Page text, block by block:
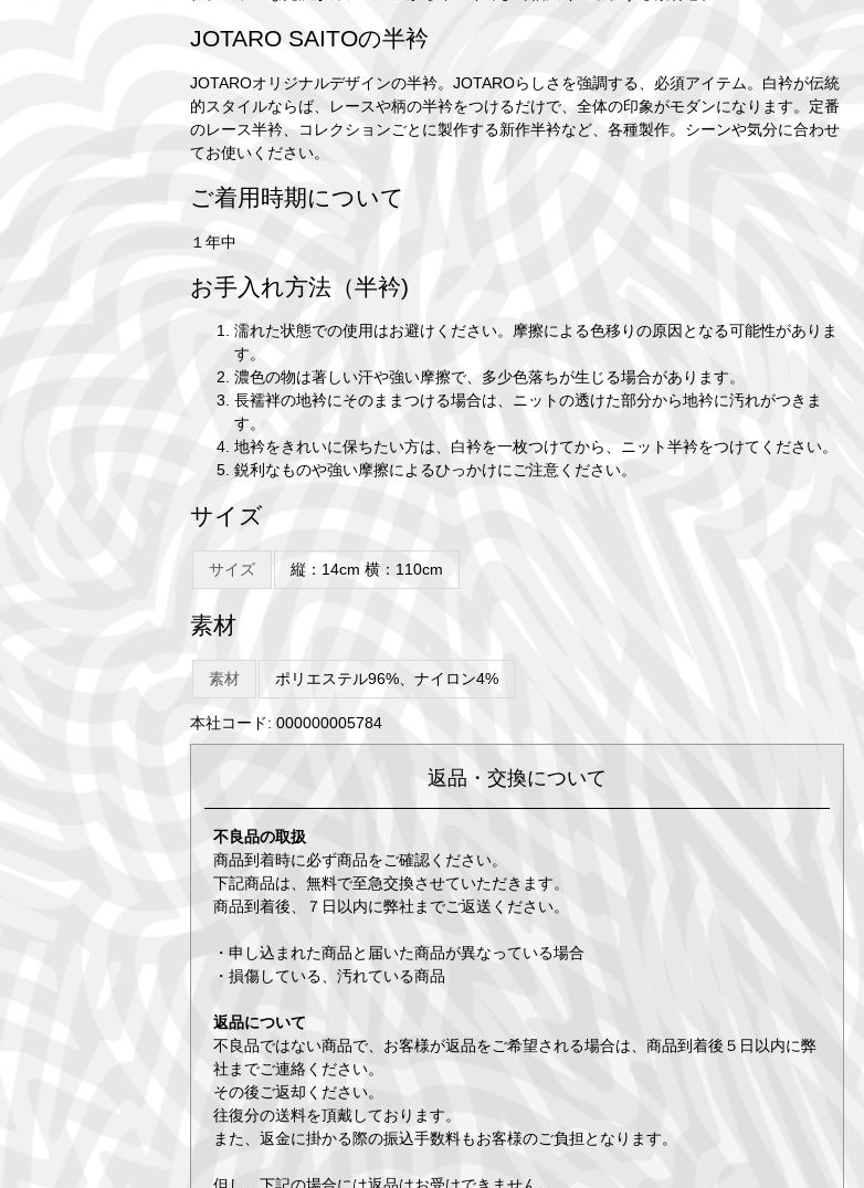
JOTARO SAITOの半衿
JOTAROオリジナルデザインの半衿。JOTAROらしさを強調する、必須アイテム。白衿が伝統
的スタイルならば、レースや柄の半衿をつけるだけで、全体の印象がモダンになります。定番
のレース半衿、コレクションごとに製作する新作半衿など、各種製作。シーンや気分に合わせ
てお使いください。
ご着用時期について
１年中
お手入れ方法（半衿)
濡れた状態での使用はお避けください。摩擦による色移りの原因となる可能性がありま
す。
濃色の物は著しい汗や強い摩擦で、多少色落ちが生じる場合があります。
長襦袢の地衿にそのままつける場合は、ニットの透けた部分から地衿に汚れがつきま
す。
地衿をきれいに保ちたい方は、白衿を一枚つけてから、ニット半衿をつけてください。
鋭利なものや強い摩擦によるひっかけにご注意ください。
サイズ
サイズ 縦：14cm 横：110cm
素材
素材 ポリエステル96%、ナイロン4%
本社コード: 000000005784
返品・交換について
不良品の取扱
商品到着時に必ず商品をご確認ください。
下記商品は、無料で至急交換させていただきます。
商品到着後、７日以内に弊社までご返送ください。
・申し込まれた商品と届いた商品が異なっている場合
・損傷している、汚れている商品
返品について
不良品ではない商品で、お客様が返品をご希望される場合は、商品到着後５日以内に弊
社までご連絡ください。
その後ご返却ください。
往復分の送料を頂戴しております。
また、返金に掛かる際の振込手数料もお客様のご負担となります。